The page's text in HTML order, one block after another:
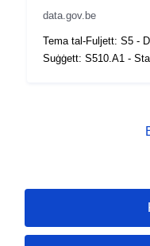
temporali:
data.gov.be
Tema tal-Fuljett: S5 -
Suġġett: S510.A1 -